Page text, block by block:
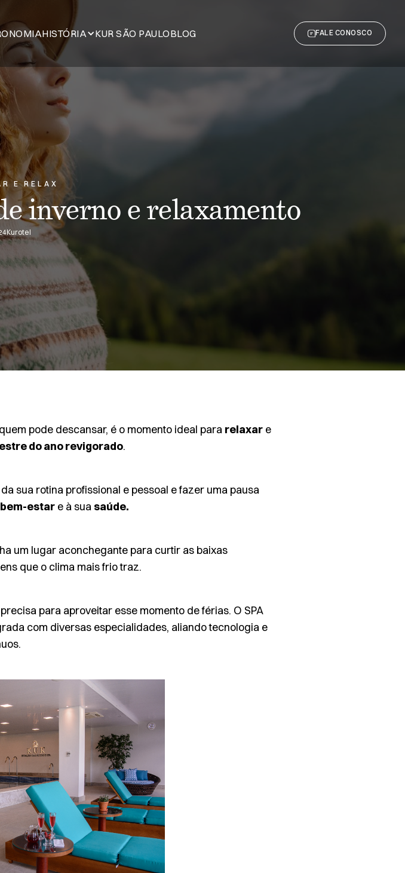
HISTÓRIA KUR SÃO PAULOBLOG FALE CONOSCO
E RELAX
inverno e relaxamento
Kurotel
pode descansar, é o momento ideal para relaxar e
do ano revigorado.
sua rotina profissional e pessoal e fazer uma pausa
bem-estar e à sua saúde.
um lugar aconchegante para curtir as baixas
que o clima mais frio traz.
para aproveitar esse momento de férias. O SPA
com diversas especialidades, aliando tecnologia e